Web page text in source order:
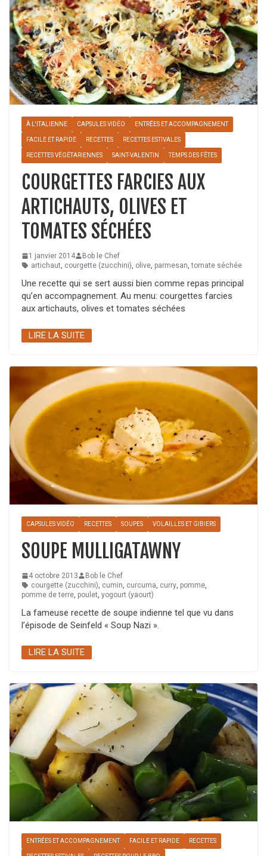
À L'ITALIENNE CAPSULES VIDÉO ENTRÉES ET ACCOMPAGNEMENT
FACILE ET RAPIDE RECETTES RECETTES ESTIVALES
RECETTES VÉGÉTARIENNES SAINT-VALENTIN TEMPS DES FÊTES
COURGETTES FARCIES AUX
ARTICHAUTS, OLIVES ET
TOMATES SÉCHÉES
1 janvier 2014
Bob le Chef
artichaut, courgette (zucchini), olive, parmesan,tomate séchée
Une recette qui se sert aussi bien comme repas principal
qu’en accompagnement. Au menu: courgettes farcies
aux artichauts, olives et tomates séchées
LIRE LA SUITE
CAPSULES VIDÉO RECETTES SOUPES VOLAILLES ET GIBIERS
SOUPE MULLIGATAWNY
4 octobre 2013
Bob le Chef
courgette (zucchini), cumin, curcuma, curry, pomme,
pomme de terre, poulet, yogourt (yaourt)
La fameuse recette de soupe indienne tel que vu dans
l’épisode de Seinfeld « Soup Nazi ».
LIRE LA SUITE
ENTRÉES ET ACCOMPAGNEMENT FACILE ET RAPIDE RECETTES